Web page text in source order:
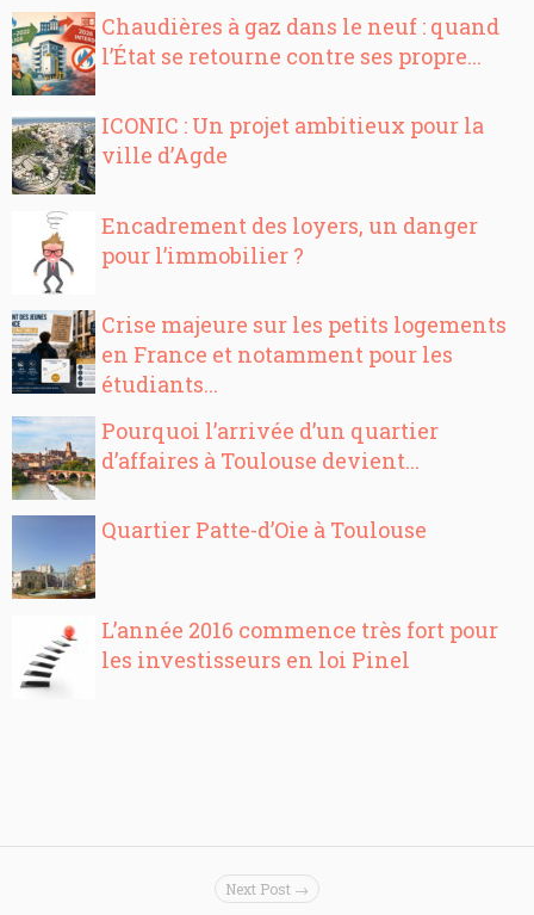
Chaudières à gaz dans le neuf : quand
l’État se retourne contre ses propre...
ICONIC : Un projet ambitieux pour la
ville d’Agde
Encadrement des loyers, un danger
pour l’immobilier ?
Crise majeure sur les petits logements
en France et notamment pour les
étudiants...
Pourquoi l’arrivée d’un quartier
d’affaires à Toulouse devient...
Quartier Patte-d’Oie à Toulouse
L’année 2016 commence très fort pour
les investisseurs en loi Pinel
Next Post →